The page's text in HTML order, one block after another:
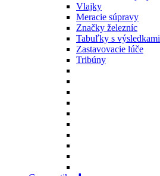
Vlajky
Meracie súpravy
Značky železníc
Tabuľky s výsledkami
Zastavovacie lúče
Tribúny